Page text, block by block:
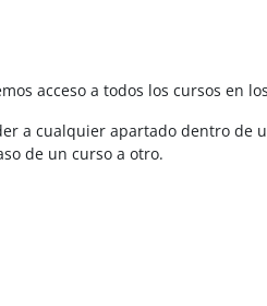
acceso a todos los cursos en
a cualquier apartado dentro de
de un curso a otro.